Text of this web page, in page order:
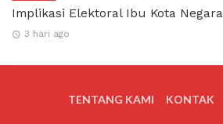
Implikasi Elektoral Ibu Kota Negara
3 hari ago
TENTANG KAMI KONTAK